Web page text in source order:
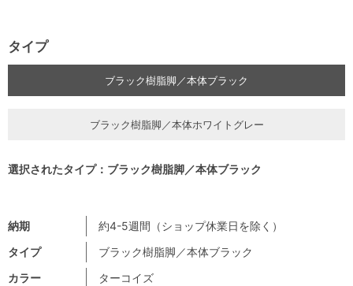
納期
約4-5週間（ショップ休業日を除く）
タイプ
ブラック樹脂脚／本体ブラック
カラー
ターコイズ
タイプ
ブラック樹脂脚／本体ブラック
ブラック樹脂脚／本体ホワイトグレー
選択されたタイプ：ブラック樹脂脚／本体ブラック